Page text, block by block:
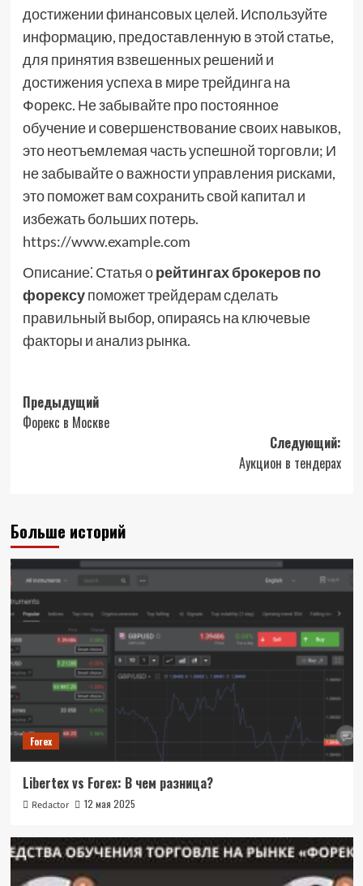
достижении финансовых целей. Используйте
информацию, предоставленную в этой статье,
для принятия взвешенных решений и
достижения успеха в мире трейдинга на
Форекс. Не забывайте про постоянное
обучение и совершенствование своих навыков,
это неотъемлемая часть успешной торговли; И
не забывайте о важности управления рисками,
это поможет вам сохранить свой капитал и
избежать больших потерь.
https://www.example.com
Описание⁚ Статья орейтингах брокеров по
форексупоможет трейдерам сделать
правильный выбор, опираясь на ключевые
факторы и анализ рынка.
Навигация
записи
Предыдущий
Форекс в Москве
Следующий:
Аукцион в тендерах
Больше историй
Forex
Libertex vs Forex: В чем разница?
Redactor 12 мая 2025